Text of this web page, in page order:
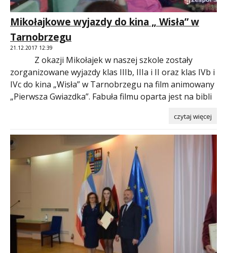
Mikołajkowe wyjazdy do kina „ Wisła” w
Tarnobrzegu
21.12.2017 12:39
Z okazji Mikołajek w naszej szkole zostały
zorganizowane wyjazdy klas IIIb, IIIa i II oraz klas IVb i
IVc do kina „Wisła” w Tarnobrzegu na film animowany
„Pierwsza Gwiazdka”. Fabuła filmu oparta jest na bibli
czytaj więcej